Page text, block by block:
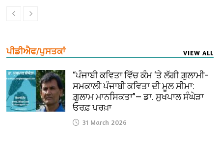
ਪੀਡੀਐਫ/ਪੁਸਤਕਾਂ VIEW ALL
“ਪੰਜਾਬੀ ਕਵਿਤਾ ਵਿੱਚ ਕੰਮ ‘ਤੇ ਲੱਗੀ ਗ਼ੁਲਾਮੀ–
ਸਮਕਾਲੀ ਪੰਜਾਬੀ ਕਵਿਤਾ ਦੀ ਮੂਲ ਸੀਮਾ:
ਗ਼ੁਲਾਮ ਮਾਨਸਿਕਤਾ”— ਡਾ. ਸੁਖਪਾਲ ਸੰਘੇੜਾ
ਓਰਫ਼ ਪਰਖ਼ਾ
31 March 2026